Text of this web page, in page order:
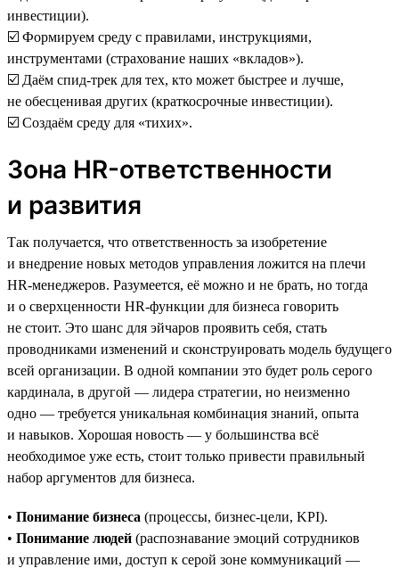
инвестиции).
☑️ Формируем среду с правилами, инструкциями,
инструментами (страхование наших «вкладов»).
☑️ Даём спид-трек для тех, кто может быстрее и лучше,
не обесценивая других (краткосрочные инвестиции).
☑️ Создаём среду для «тихих».
Зона HR-ответственности
и развития
Так получается, что ответственность за изобретение
и внедрение новых методов управления ложится на плечи
HR-менеджеров. Разумеется, её можно и не брать, но тогда
и о сверхценности HR-функции для бизнеса говорить
не стоит. Это шанс для эйчаров проявить себя, стать
проводниками изменений и сконструировать модель будущего
всей организации. В одной компании это будет роль серого
кардинала, в другой — лидера стратегии, но неизменно
одно — требуется уникальная комбинация знаний, опыта
и навыков. Хорошая новость — у большинства всё
необходимое уже есть, стоит только привести правильный
набор аргументов для бизнеса.
• Понимание бизнеса (процессы, бизнес-цели, KPI).
• Понимание людей (распознавание эмоций сотрудников
и управление ими, доступ к серой зоне коммуникаций —